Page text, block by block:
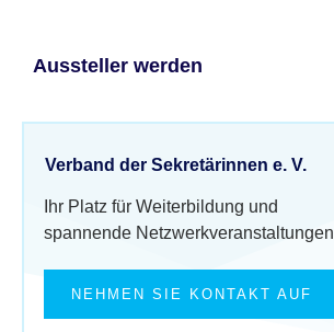
Aussteller werden
Verband der Sekretärinnen e. V.
Ihr Platz für Weiterbildung und
spannende Netzwerkveranstaltungen
NEHMEN SIE KONTAKT AUF